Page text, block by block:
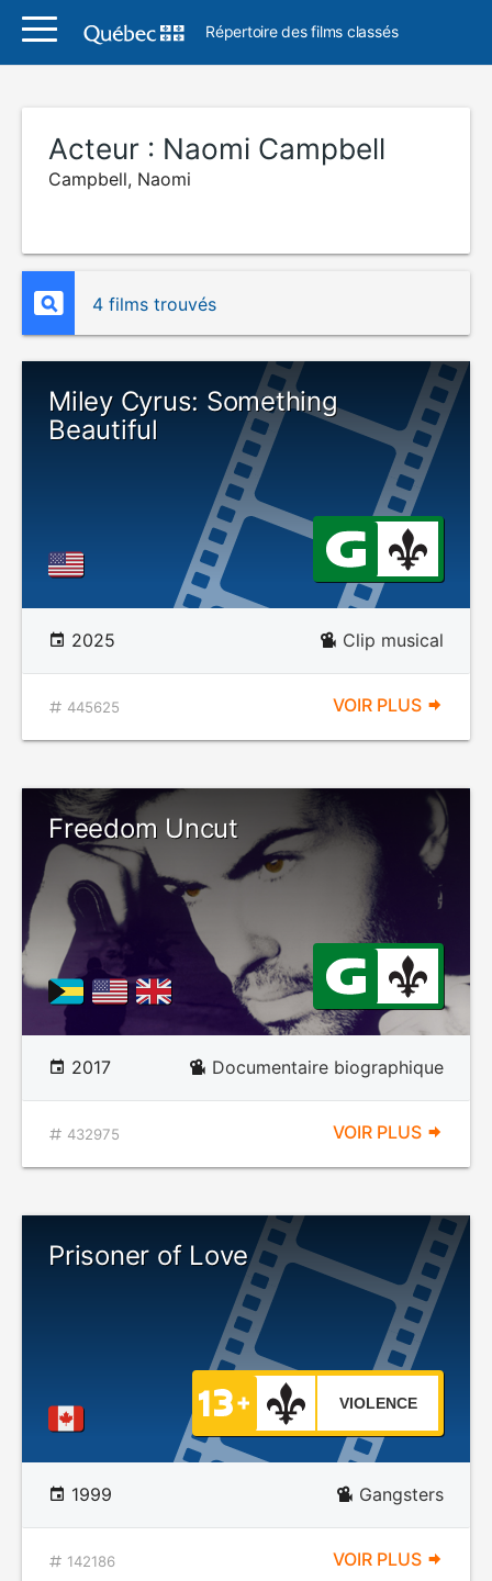
Répertoire des films classés
Acteur : Naomi Campbell
Campbell, Naomi
4 films trouvés
Miley Cyrus: Something
Beautiful
2025 Clip musical
445625 VOIR PLUS
Freedom Uncut
2017 Documentaire biographique
432975 VOIR PLUS
Prisoner of Love
VIOLENCE
1999 Gangsters
142186 VOIR PLUS